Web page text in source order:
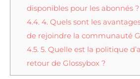
disponibles pour les abonnés ?
4.4. 4. Quels sont les
de rejoindre la communauté
4.5. 5. Quelle est la politique
retour de Glossybox ?